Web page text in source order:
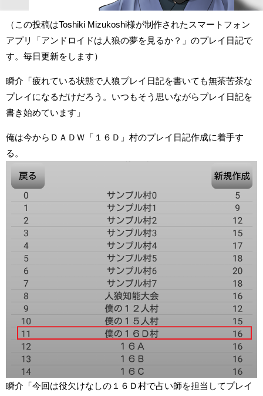
（この投稿はToshiki Mizukoshi様が制作されたスマートフォン
アプリ「アンドロイドは人狼の夢を見るか？」のプレイ日記で
す。毎日更新をします）
瞬介「疲れている状態で人狼プレイ日記を書いても無茶苦茶な
プレイになるだけだろう。いつもそう思いながらプレイ日記を
書き始めています」
俺は今からＤＡＤＷ「１６Ｄ」村のプレイ日記作成に着手す
る。
瞬介「今回は役欠けなしの１６Ｄ村で占い師を担当してプレイ